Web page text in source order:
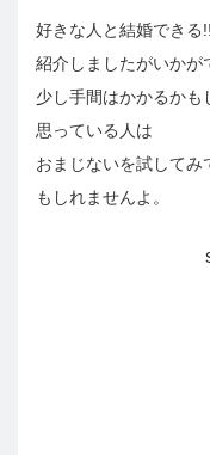
好きな人と結婚できる
紹介しましたがいかが
少し手間はかかるかも
思っている人は
おまじないを試して
もしれませんよ。